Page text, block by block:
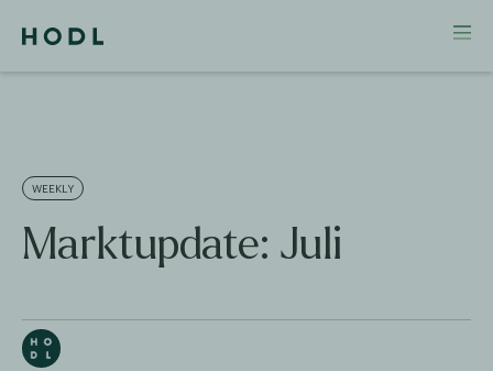
WEEKLY
Marktupdate: Juli